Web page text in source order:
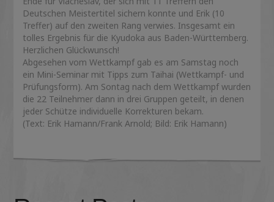
Deutschen Meistertitel sichern konnte und Erik (10
Treffer) auf den zweiten Rang verwies. Insgesamt ein
tolles Ergebnis für die Kyudoka aus Baden-Württemberg.
Herzlichen Glückwunsch!
Abgesehen vom Wettkampf gab es am Samstag noch
ein Mini-Seminar mit Tipps zum Taihai (Wettkampf- und
Prüfungsform). Am Sontag nach dem Wettkampf wurden
die 22 Teilnehmer dann in drei Gruppen geteilt, in denen
jeder Schütze individuelle Korrekturen bekam.
(Text: Erik Hamann/Frank Arnold; Bild: Erik Hamann)